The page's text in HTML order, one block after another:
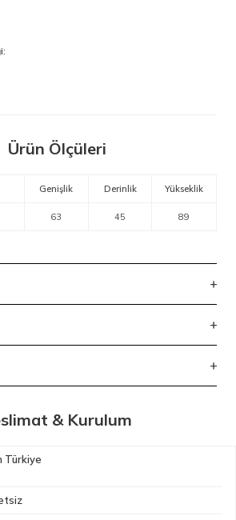
Ürün Ölçüleri
Genişlik Derinlik Yükseklik
63 45 89
& Kurulum
Türkiye